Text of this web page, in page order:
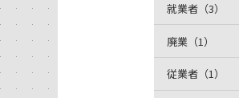
就業者（3）
廃業（1）
従業者（1）